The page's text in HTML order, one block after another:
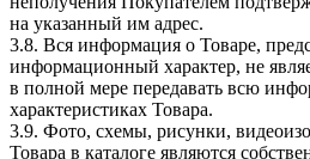
на указанный им адрес.
3.8. Вся информация о Товаре,
информационный характер, не
в полной мере передавать всю
характеристиках Товара.
3.9. Фото, схемы, рисунки,
Товара в каталоге являются